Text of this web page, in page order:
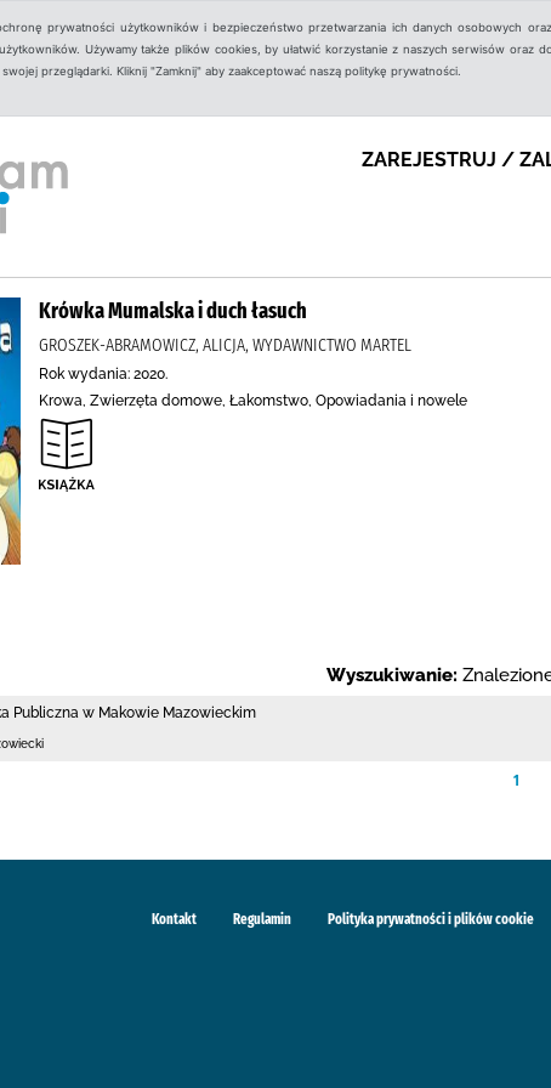
prywatności użytkowników i bezpieczeństwo przetwarzania ich danych osobowych
Używamy także plików cookies, by ułatwić korzystanie z naszych serwisów oraz
przeglądarki. Kliknij "Zamknij" aby zaakceptować naszą politykę prywatności.
ZAREJESTRUJ /
Krówka Mumalska i duch łasuch
GROSZEK-ABRAMOWICZ, ALICJA, WYDAWNICTWO MARTEL
Rok wydania: 2020.
Krowa, Zwierzęta domowe, Łakomstwo, Opowiadania i nowele
Wyszukiwanie:
Publiczna w Makowie Mazowieckim
1
Kontakt Regulamin Polityka prywatności i plików cookie